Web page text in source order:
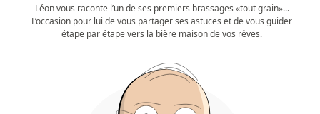
Léon vous raconte l’un de ses premiers brassages «tout grain»...
L’occasion pour lui de vous partager ses astuces et de vous guider
étape par étape vers la bière maison de vos rêves.